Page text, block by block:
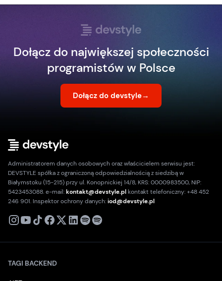
Dołącz do największej społeczności
programistów w Polsce
Dołącz do devstyle→
Administratorem danych osobowych oraz właścicielem serwisu jest:
DEVSTYLE spółka z ograniczoną odpowiedzialnością z siedzibą w
Białymstoku (15-215) przy ul. Konopnickiej 14/8, KRS: 0000983500, NIP:
5423453088. e-mail:kontakt@devstyle.plkontakt telefoniczny: +48 452
246 901. Inspektor ochrony danych:iod@devstyle.pl
X
TAGI BACKEND